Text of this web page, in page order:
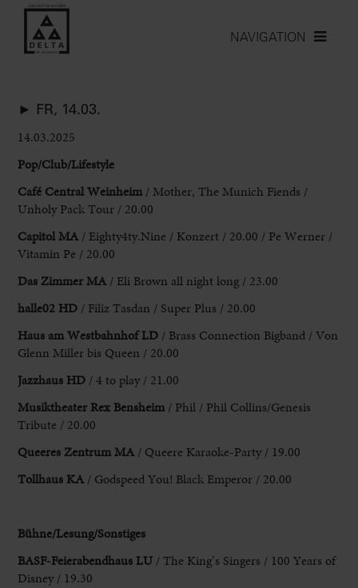
NAVIGATION
► FR, 14.03.
14.03.2025
Pop/Club/Lifestyle
Café CentralWeinheim / Mother, The Munich Fiends /
Unholy Pack Tour / 20.00
CapitolMA / Eighty4ty.Nine / Konzert / 20.00 / Pe Werner /
Vitamin Pe / 20.00
Das Zimmer MA / Eli Brown all night long / 23.00
halle02 HD / Filiz Tasdan / Super Plus / 20.00
Haus am WestbahnhofLD / Brass Connection Bigband / Von
Glenn Miller bis Queen / 20.00
Jazzhaus HD / 4 to play / 21.00
Musiktheater Rex Bensheim / Phil / Phil Collins/Genesis
Tribute / 20.00
Queeres Zentrum MA / Queere Karaoke-Party / 19.00
Tollhaus KA / Godspeed You! Black Emperor / 20.00
Bühne/Lesung/Sonstiges
BASF-Feierabendhaus LU / The King’s Singers / 100 Years of
Disney / 19.30